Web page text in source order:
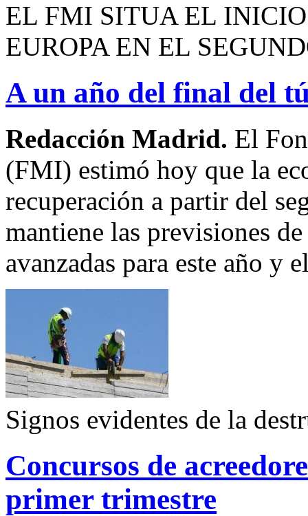
EL FMI SITUA EL
EUROPA EN EL
A un año del final del
Redacción Madrid. El
(FMI) estimó hoy que la
recuperación a partir del
mantiene las previsiones
avanzadas para este año y
Signos evidentes de la
Concursos de
primer trimestre